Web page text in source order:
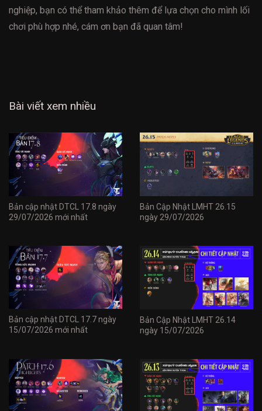
nghiệp, bạn có thể tham khảo thêm để lựa chọn cho mình lối
chơi phù hợp nhé, cám ơn bạn đã quan tâm!
Bài viết xem nhiều
Bản cập nhật DTCL 17.8 ngày
29/07/2026 mới nhất
Bản Cập Nhật LMHT 26.15
ngày 29/07/2026
Bản cập nhật DTCL 17.7 ngày
15/07/2026 mới nhất
Bản Cập Nhật LMHT 26.14
ngày 15/07/2026